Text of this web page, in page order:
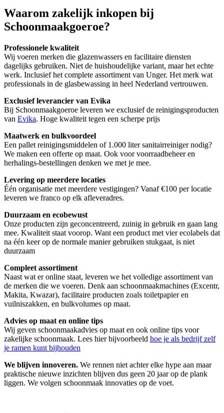
Waarom zakelijk inkopen bij
Schoonmaakgoeroe?
Professionele kwaliteit
Wij voeren merken die glazenwassers en facilitaire diensten
dagelijks gebruiken. Niet de huishoudelijke variant, maar het echte
werk. Inclusief het complete assortiment van Unger. Het merk wat
professionals in de glasbewassing in heel Nederland vertrouwen.
Exclusief leverancier van Evika
Bij Schoonmaakgoeroe leveren we exclusief de reinigingsproducten
van Evika. Hoge kwaliteit tegen een scherpe prijs
Maatwerk en bulkvoordeel
Een pallet reinigingsmiddelen of 1.000 liter sanitairreiniger nodig?
We maken een offerte op maat. Ook voor voorraadbeheer en
herhalings-bestellingen denken we met je mee.
Levering op meerdere locaties
Één organisatie met meerdere vestigingen? Vanaf €100 per locatie
leveren we franco op elk afleveradres.
Duurzaam en ecobewust
Onze producten zijn geconcentreerd, zuinig in gebruik en gaan lang
mee. Kwaliteit staat voorop. Want een product met vier ecolabels dat
na één keer op de normale manier gebruiken stukgaat, is niet
duurzaam
Compleet assortiment
Naast wat er online staat, leveren we het volledige assortiment van
de merken die we voeren. Denk aan schoonmaakmachines (Excentr,
Makita, Kwazar), facilitaire producten zoals toiletpapier en
vuilniszakken, en bulkvolumes op maat.
Advies op maat en online tips
Wij geven schoonmaakadvies op maat en ook online tips voor
zakelijke schoonmaak. Lees hier bijvoorbeeld hoe je als bedrijf zelf
je ramen kunt bijhouden
We blijven innoveren. We rennen niet achter elke hype aan maar
praktische nieuwe inzichten blijven dus geen 20 jaar op de plank
liggen. We volgen schoonmaak innovaties op de voet.